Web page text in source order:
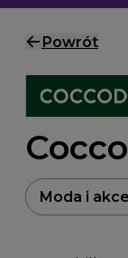
Powrót
Moda i